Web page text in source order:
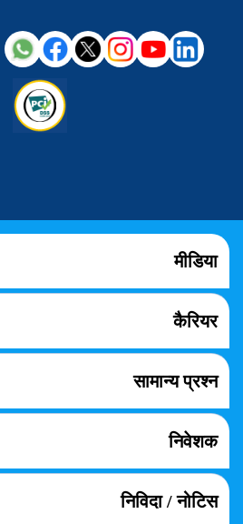
मीडिया
कैरियर
सामान्य प्रश्न
निवेशक
निविदा / नोटिस